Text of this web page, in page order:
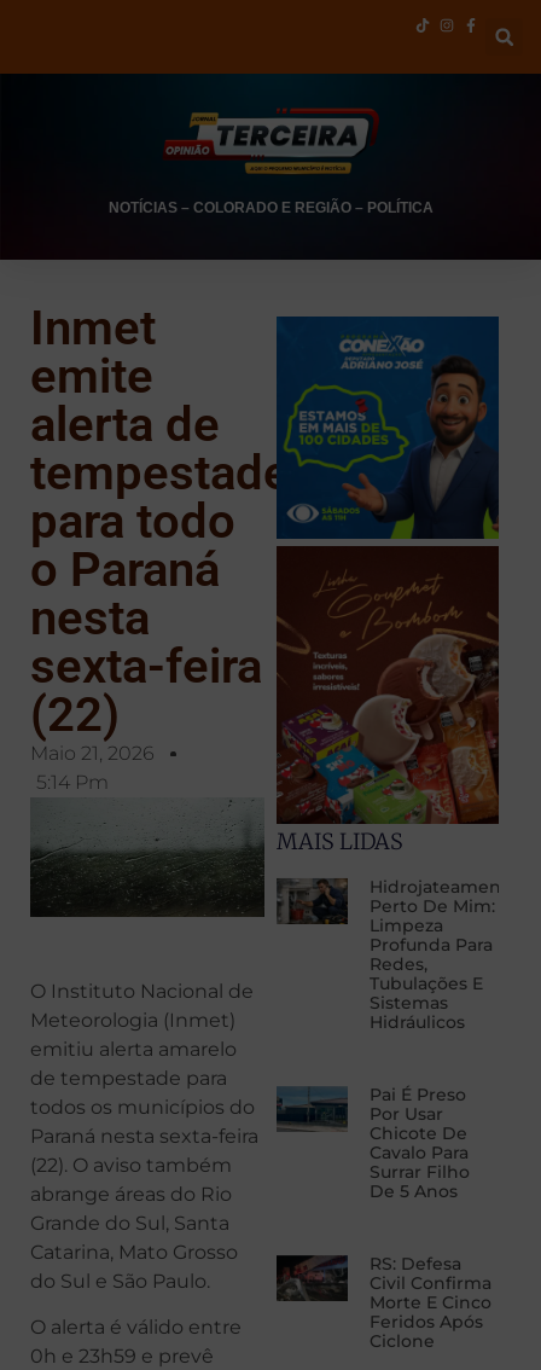
NOTÍCIAS– COLORADO E REGIÃO– POLÍTICA
Inmet
emite
alerta de
tempestade
para todo
o Paraná
nesta
sexta-feira
(22)
Maio 21, 2026
5:14 Pm
O Instituto Nacional de
Meteorologia (Inmet)
emitiu alerta amarelo
de tempestade para
todos os municípios do
Paraná nesta sexta-feira
(22). O aviso também
abrange áreas do Rio
Grande do Sul, Santa
Catarina, Mato Grosso
do Sul e São Paulo.
O alerta é válido entre
0h e 23h59 e prevê
MAIS LIDAS
Hidrojateamento
Perto De Mim:
Limpeza
Profunda Para
Redes,
Tubulações E
Sistemas
Hidráulicos
Pai É Preso
Por Usar
Chicote De
Cavalo Para
Surrar Filho
De 5 Anos
RS: Defesa
Civil Confirma
Morte E Cinco
Feridos Após
Ciclone